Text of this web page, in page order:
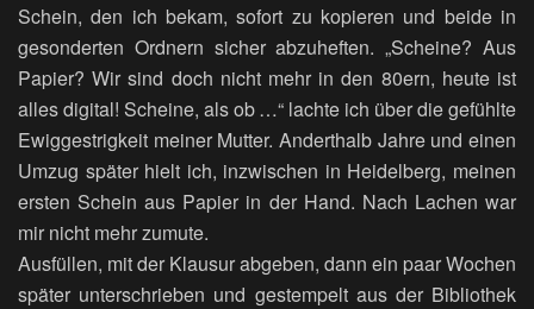
Schein, den ich bekam, sofort zu kopieren und beide in
gesonderten Ordnern sicher abzuheften. „Scheine? Aus
Papier? Wir sind doch nicht mehr in den 80ern, heute ist
alles digital! Scheine, als ob …“ lachte ich über die gefühlte
Ewiggestrigkeit meiner Mutter. Anderthalb Jahre und einen
Umzug später hielt ich, inzwischen in Heidelberg, meinen
ersten Schein aus Papier in der Hand. Nach Lachen war
mir nicht mehr zumute.
Ausfüllen, mit der Klausur abgeben, dann ein paar Wochen
später unterschrieben und gestempelt aus der Bibliothek